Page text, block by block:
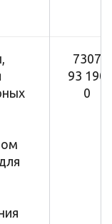
7307
93 190
0